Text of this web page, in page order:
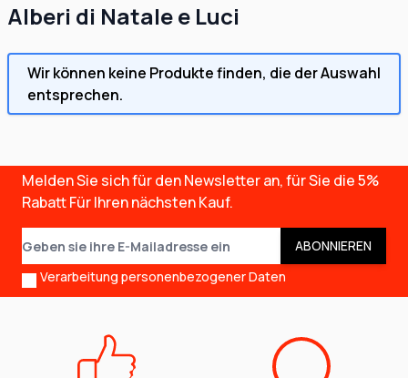
Alberi di Natale e Luci
Wir können keine Produkte finden, die der Auswahl
entsprechen.
Melden Sie sich für den Newsletter an, für Sie die5%
RabattFür Ihren nächsten Kauf.
E-Mail-Adresse
ABONNIEREN
Verarbeitung personenbezogener Daten